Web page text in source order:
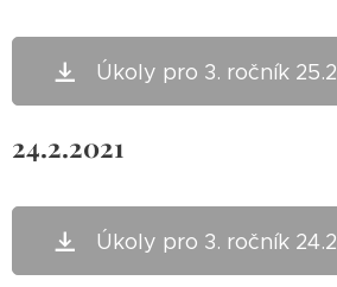
Úkoly pro 3. ročník
24.2.2021
Úkoly pro 3. ročník